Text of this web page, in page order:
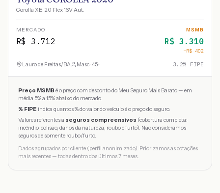
Corolla XEi 2.0 Flex 16V Aut.
MERCADO
R$3.712
MSMB
R$ 3.310
−R$ 402
Lauro de Freitas/BA Masc · 45+ 3.2% FIPE
Preço MSMB é o preço com desconto do Meu Seguro Mais Barato — em
média 5% a 15% abaixo do mercado.
% FIPE indica quantos % do valor do veículo é o preço do seguro.
Valores referentes a seguros compreensivos (cobertura completa:
incêndio, colisão, danos da natureza, roubo e furto). Não consideramos
seguros de somente roubo/furto.
Dados agrupados por cliente (perfil anonimizado). Priorizamos as cotações
mais recentes — todas dentro dos últimos 7 meses.